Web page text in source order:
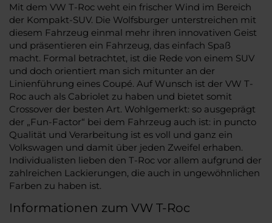
Mit dem VW T-Roc weht ein frischer Wind im Bereich
der Kompakt-SUV. Die Wolfsburger unterstreichen mit
diesem Fahrzeug einmal mehr ihren innovativen Geist
und präsentieren ein Fahrzeug, das einfach Spaß
macht. Formal betrachtet, ist die Rede von einem SUV
und doch orientiert man sich mitunter an der
Linienführung eines Coupé. Auf Wunsch ist der VW T-
Roc auch als Cabriolet zu haben und bietet somit
Crossover der besten Art. Wohlgemerkt: so ausgeprägt
der „Fun-Factor“ bei dem Fahrzeug auch ist: in puncto
Qualität und Verarbeitung ist es voll und ganz ein
Volkswagen und damit über jeden Zweifel erhaben.
Individualisten lieben den T-Roc vor allem aufgrund der
zahlreichen Lackierungen, die auch in ungewöhnlichen
Farben zu haben ist.
Informationen zum VW T-Roc